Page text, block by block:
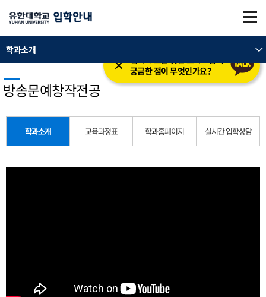
본문 바로가기주메뉴 바로가기
궁금한 점이 무엇인가요?
학과소개
방송문예창작전공
학과소개 교육과정표 학과홈페이지 실시간 입학상담